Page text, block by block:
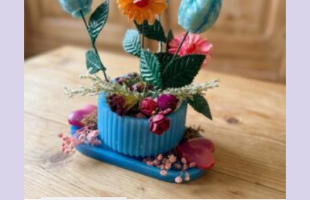
Flores de Vida
63,00€